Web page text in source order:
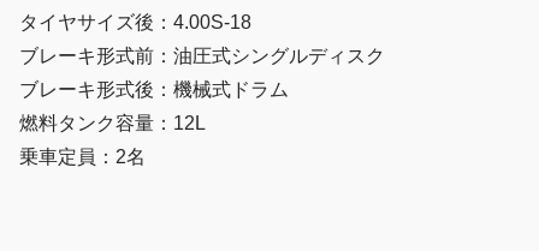
タイヤサイズ後：4.00S-18
ブレーキ形式前：油圧式シングルディスク
ブレーキ形式後：機械式ドラム
燃料タンク容量：12L
乗車定員：2名